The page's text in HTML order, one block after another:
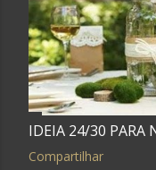
IDEIA 24/30 PARA
Compartilhar